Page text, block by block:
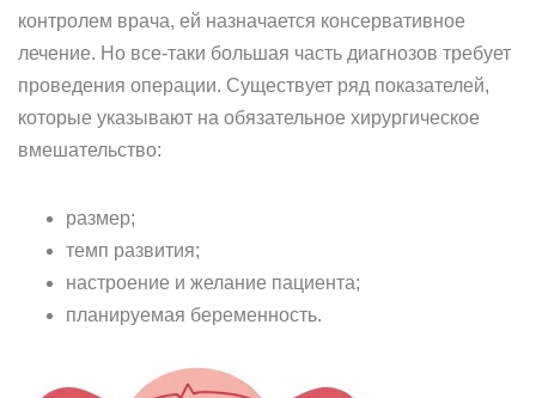
контролем врача, ей назначается консервативное
лечение. Но все-таки большая часть диагнозов требует
проведения операции. Существует ряд показателей,
которые указывают на обязательное хирургическое
вмешательство:
размер;
темп развития;
настроение и желание пациента;
планируемая беременность.